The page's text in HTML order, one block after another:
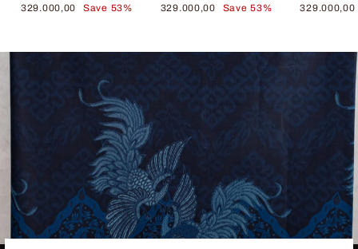
price
price
329.000,00
Save 53%
price
price
329.000,00
Save 53%
price
329.000,00